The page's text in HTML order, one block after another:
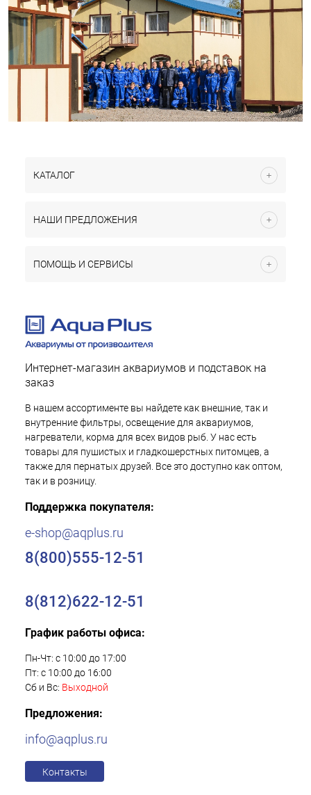
КАТАЛОГ
НАШИ ПРЕДЛОЖЕНИЯ
ПОМОЩЬ И СЕРВИСЫ
Интернет-магазин аквариумов и подставок на
заказ
В нашем ассортименте вы найдете как внешние, так и
внутренние фильтры, освещение для аквариумов,
нагреватели, корма для всех видов рыб. У нас есть
товары для пушистых и гладкошерстных питомцев, а
также для пернатых друзей. Все это доступно как оптом,
так и в розницу.
Поддержка покупателя:
e-shop@aqplus.ru
8(800)555-12-51
8(812)622-12-51
График работы офиса:
Пн-Чт: с 10:00 до 17:00
Пт: с 10:00 до 16:00
Сб и Вс: Выходной
Предложения:
info@aqplus.ru
Контакты